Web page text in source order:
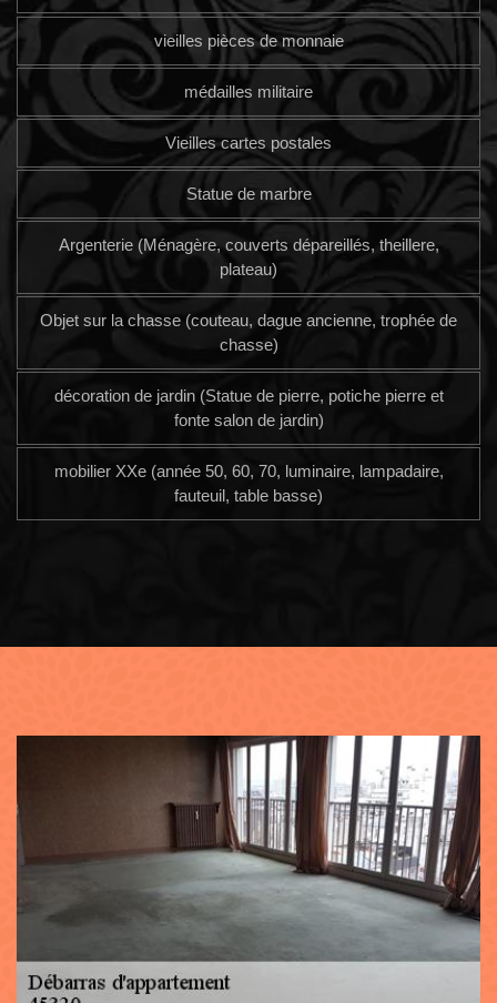
vieilles pièces de monnaie
médailles militaire
Vieilles cartes postales
Statue de marbre
Argenterie (Ménagère, couverts dépareillés, theillere,
plateau)
Objet sur la chasse (couteau, dague ancienne, trophée de
chasse)
décoration de jardin (Statue de pierre, potiche pierre et
fonte salon de jardin)
mobilier XXe (année 50, 60, 70, luminaire, lampadaire,
fauteuil, table basse)